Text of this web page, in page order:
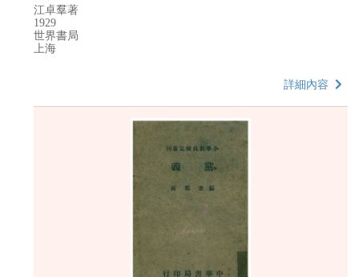
江卓羣著
1929
世界書局
上海
詳細內容